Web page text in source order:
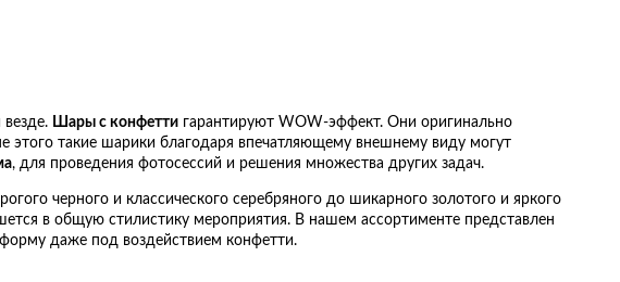
Шары с конфетти гарантируют WOW-эффект. Они оригинально
этого такие шарики благодаря впечатляющему внешнему виду могут
, для проведения фотосессий и решения множества других задач.
черного и классического серебряного до шикарного золотого и яркого
в общую стилистику мероприятия. В нашем ассортименте представлен
даже под воздействием конфетти.